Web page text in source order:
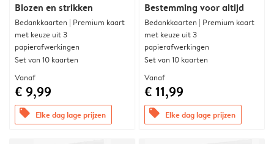
Blozen en strikken
Bedankkaarten | Premium kaart
met keuze uit 3
papierafwerkingen
Set van 10 kaarten
Vanaf
€ 9,99
offers Elke dag lage prijzen
Bestemming voor altijd
Bedankkaarten | Premium kaart
met keuze uit 3
papierafwerkingen
Set van 10 kaarten
Vanaf
€ 11,99
offers Elke dag lage prijzen